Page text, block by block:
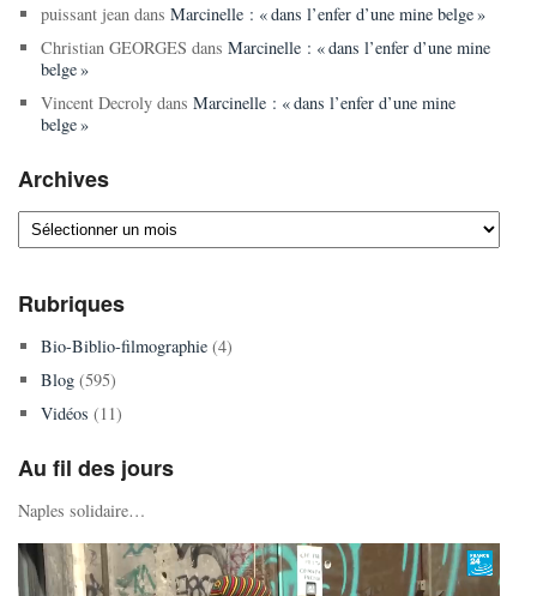
puissant jean dans Marcinelle : « dans l’enfer d’une mine belge »
Christian GEORGES dans Marcinelle : « dans l’enfer d’une mine
belge »
Vincent Decrolydans Marcinelle : « dans l’enfer d’une mine
belge »
Archives
Archives
Rubriques
Bio-Biblio-filmographie(4)
Blog(595)
Vidéos (11)
Au fil des jours
Naples solidaire…
Lecteur
vidéo